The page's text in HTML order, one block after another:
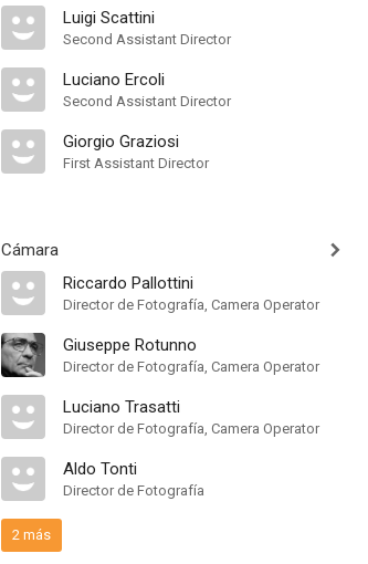
Luigi Scattini
Second Assistant Director
Luciano Ercoli
Second Assistant Director
Giorgio Graziosi
First Assistant Director
Cámara
Riccardo Pallottini
Director de Fotografía, Camera Operator
Giuseppe Rotunno
Director de Fotografía, Camera Operator
Luciano Trasatti
Director de Fotografía, Camera Operator
Aldo Tonti
Director de Fotografía
2 más